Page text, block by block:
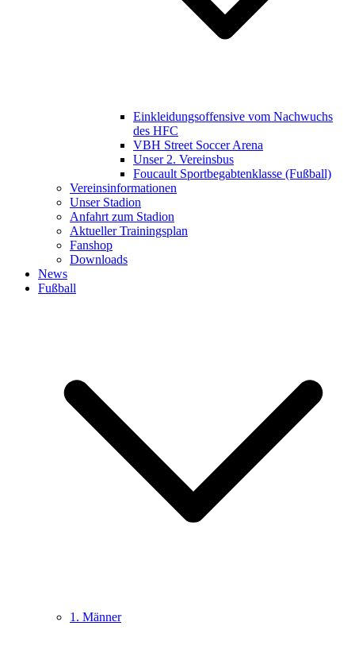
Einkleidungsoffensive vom Nachwuchs
des HFC
VBH Street Soccer Arena
Unser 2. Vereinsbus
Foucault Sportbegabtenklasse (Fußball)
Vereinsinformationen
Unser Stadion
Anfahrt zum Stadion
Aktueller Trainingsplan
Fanshop
Downloads
News
Fußball
1. Männer